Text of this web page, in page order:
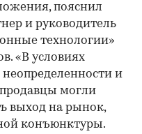
пояснил
и руководитель
технологии»
«В условиях
и
могли
выход на рынок,
конъюнктуры.